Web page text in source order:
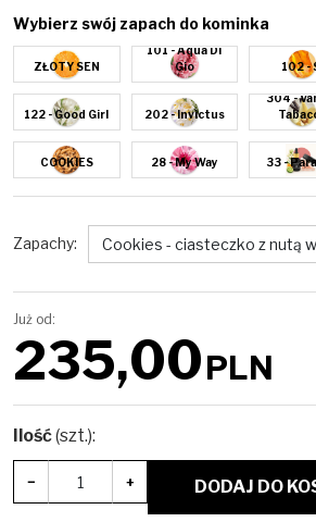
Wybierz swój zapach do kominka
ZŁOTY SEN
101 - Aqua Di
Gio
102 -
122 - Good Girl 202 - Invictus
304 -
COOKIES 28 - My Way 33 -
Zapachy:
Już od:
235,00PLN
Ilość(szt.):
− + DODAJ DO